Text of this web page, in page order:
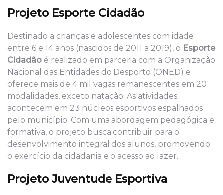
Projeto Esporte Cidadão
Destinado a crianças e adolescentes com idade
entre 6 e 14 anos (nascidos de 2011 a 2019), o Esporte
Cidadão é realizado em parceria com a Organização
Nacional das Entidades do Desporto (ONED) e
oferece mais de 4 mil vagas remanescentes em 20
modalidades, exceto natação. As atividades
acontecem em 23 núcleos esportivos espalhados
pelo município. Com uma abordagem pedagógica e
formativa, o projeto busca contribuir para o
desenvolvimento integral dos alunos, promovendo
o exercício da cidadania e o acesso ao lazer.
Projeto Juventude Esportiva